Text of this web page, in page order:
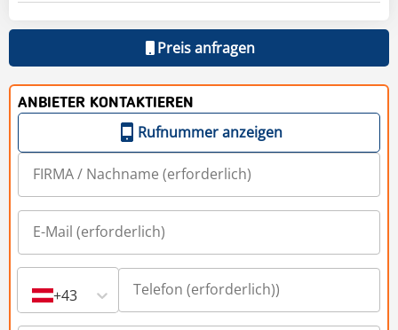
Preis anfragen
ANBIETER KONTAKTIEREN
Rufnummer anzeigen
+43